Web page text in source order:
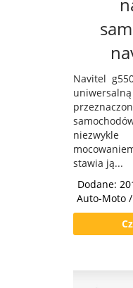
Navitel
stawia ją...
Dodane:
Auto-Moto